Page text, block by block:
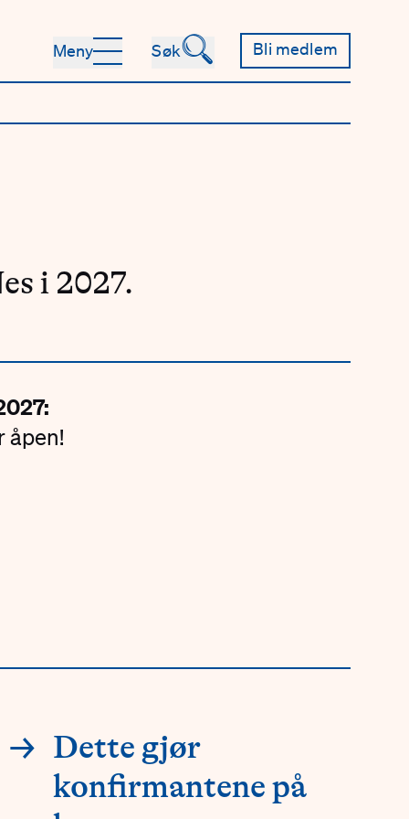
Meny Søk🔍 Bli medlem
i 2027.
åpen!
→ Dette gjør
konfirmantene på